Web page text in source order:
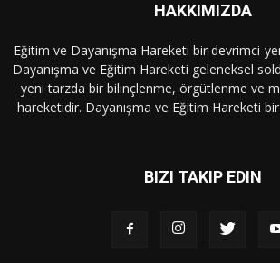
HAKKIMIZDA
Eğitim ve Dayanışma Hareketi bir devrimci-
Dayanışma ve Eğitim Hareketi geleneksel
yeni tarzda bir bilinçlenme, örgütlenme ve
hareketidir. Dayanışma ve Eğitim Hareketi
BIZI TAKIP EDIN